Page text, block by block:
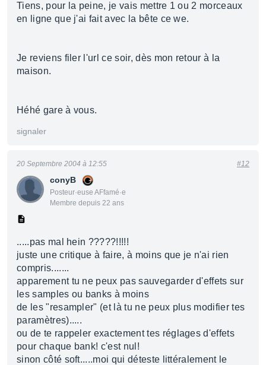
Tiens, pour la peine, je vais mettre 1 ou 2 morceaux
en ligne que j'ai fait avec la bête ce we.
Je reviens filer l'url ce soir, dès mon retour à la
maison.
Héhé gare à vous.
signaler
conyB
Posteur·euse AFfamé·e
Membre depuis 22 ans
20 Septembre 2004 à 12:55 #12
.....pas mal hein ?????!!!!!
juste une critique à faire, à moins que je n'ai rien
compris.......
apparement tu ne peux pas sauvegarder d'effets sur
les samples ou banks à moins
de les "resampler" (et là tu ne peux plus modifier tes
paramètres).....
ou de te rappeler exactement tes réglages d'effets
pour chaque bank! c'est nul!
sinon côté soft.....moi qui déteste littéralement le